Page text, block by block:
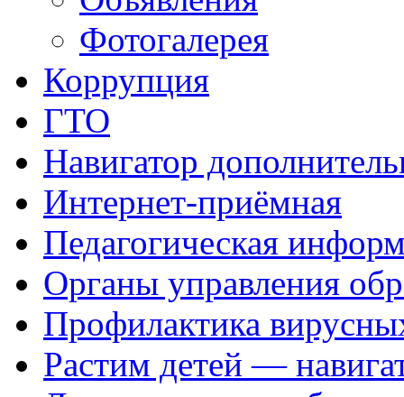
Фотогалерея
Коррупция
ГТО
Навигатор
Интернет-приёмная
Педагогическая
Органы управления
Профилактика
Растим детей —